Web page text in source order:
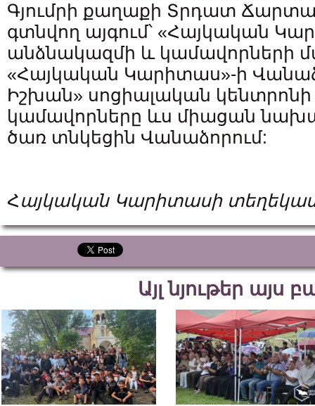
Գյումրի քաղաքի Տրդատ
գտնվող այգում՝ «Հայկական
անձնակազմի և կամավորների
«Հայկական Կարիտաս»-ի
Իշխան» սոցիալական կենտրոնի
կամավորները ևս միացան
ծառ տնկեցին Վանաձորում:
Հայկական Կարիտասի
Այլ նյութեր այս